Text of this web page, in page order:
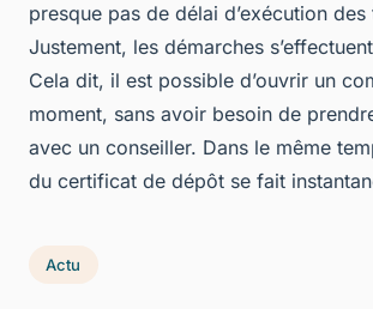
presque pas de délai d’exécution des
Justement, les démarches
Cela dit, il est possible d’ouvrir un
moment, sans avoir besoin de
avec un conseiller. Dans le même
du certificat de dépôt se fait
Actu